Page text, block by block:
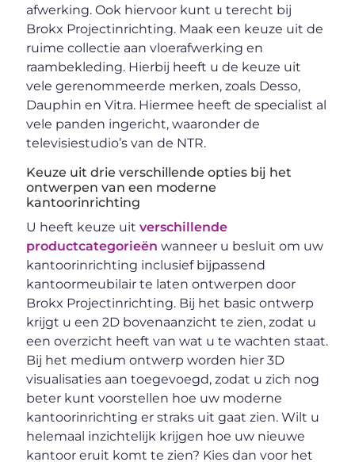
afwerking. Ook hiervoor kunt u terecht bij
Brokx Projectinrichting. Maak een keuze uit de
ruime collectie aan vloerafwerking en
raambekleding. Hierbij heeft u de keuze uit
vele gerenommeerde merken, zoals Desso,
Dauphin en Vitra. Hiermee heeft de specialist al
vele panden ingericht, waaronder de
televisiestudio’s van de NTR.
Keuze uit drie verschillende opties bij het
ontwerpen van een moderne
kantoorinrichting
U heeft keuze uitverschillende
productcategorieën wanneer u besluit om uw
kantoorinrichting inclusief bijpassend
kantoormeubilair te laten ontwerpen door
Brokx Projectinrichting. Bij het basic ontwerp
krijgt u een 2D bovenaanzicht te zien, zodat u
een overzicht heeft van wat u te wachten staat.
Bij het medium ontwerp worden hier 3D
visualisaties aan toegevoegd, zodat u zich nog
beter kunt voorstellen hoe uw moderne
kantoorinrichting er straks uit gaat zien. Wilt u
helemaal inzichtelijk krijgen hoe uw nieuwe
kantoor eruit komt te zien? Kies dan voor het